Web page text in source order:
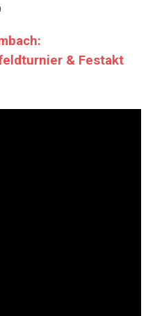
& Festakt